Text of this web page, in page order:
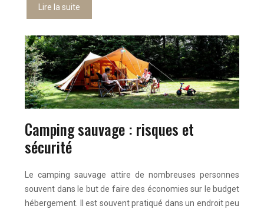
Lire la suite
Camping sauvage : risques et
sécurité
Le camping sauvage attire de nombreuses personnes
souvent dans le but de faire des économies sur le budget
hébergement. Il est souvent pratiqué dans un endroit peu